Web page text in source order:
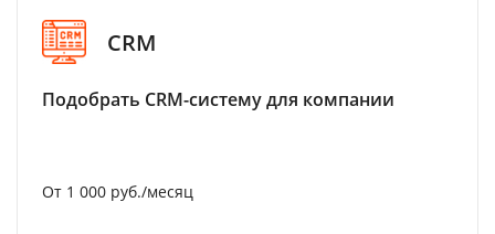
CRM
Подобрать CRM-систему для компании
От 1 000 руб./месяц